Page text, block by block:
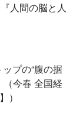
人間の脳と人
プの“腹の据
（今春 全国経
）